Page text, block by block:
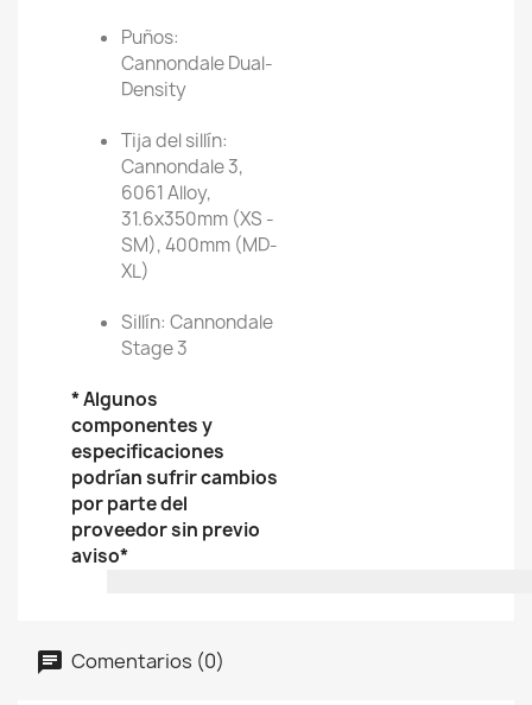
Puños:
Cannondale Dual-
Density
Tija del sillín:
Cannondale 3,
6061 Alloy,
31.6x350mm (XS -
SM), 400mm (MD-
XL)
Sillín: Cannondale
Stage 3
* Algunos
componentes y
especificaciones
podrían sufrir cambios
por parte del
proveedor sin previo
aviso*
Comentarios (0)